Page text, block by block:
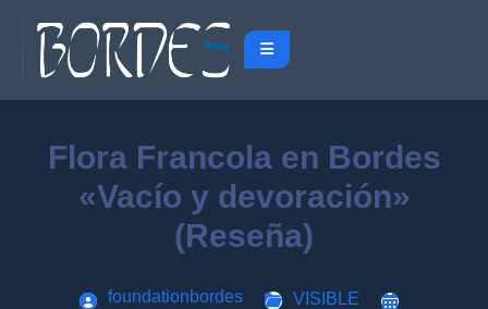
Flora Francola en Bordes
«Vacío y devoración»
(Reseña)
foundationbordes
VISIBLE